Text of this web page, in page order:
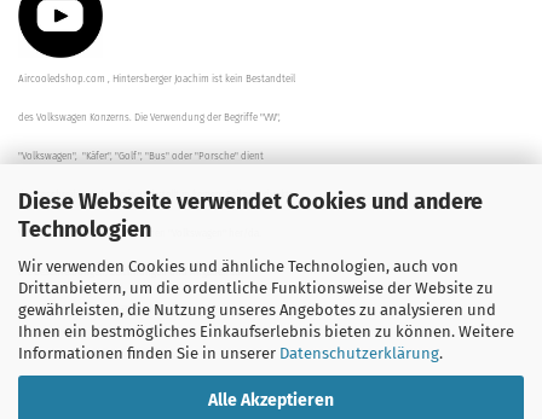
Diese Webseite verwendet Cookies und andere
Technologien
Wir verwenden Cookies und ähnliche Technologien, auch von
Drittanbietern, um die ordentliche Funktionsweise der Website zu
gewährleisten, die Nutzung unseres Angebotes zu analysieren und
Ihnen ein bestmögliches Einkaufserlebnis bieten zu können. Weitere
Informationen finden Sie in unserer Datenschutzerklärung.
Alle Akzeptieren
Aircooledshop.com , Hintersberger Joachim ist kein Bestandteil
des Volkswagen Konzerns. Die Verwendung der Begriffe "VW",
"Volkswagen", "Käfer", "Golf", "Bus" oder "Porsche" dient
der Beschreibung der Teile und stellt in keinem Fall eine direkte
Verbindung zu dem Unternehmen "Volkswagen" her/da.
Die Beschreibungen, Zeichnungen und Angaben zur
Verwendung sind sorgfältig überprüft worden.